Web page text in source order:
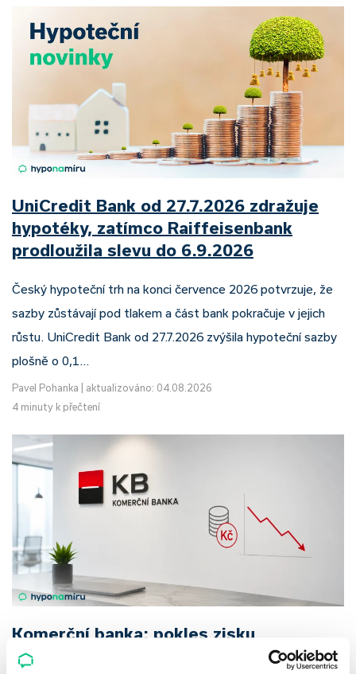
UniCredit Bank od 27.7.2026 zdražuje
hypotéky, zatímco Raiffeisenbank
prodloužila slevu do 6.9.2026
Český hypoteční trh na konci července 2026 potvrzuje, že
sazby zůstávají pod tlakem a část bank pokračuje v jejich
růstu. UniCredit Bank od 27.7.2026 zvýšila hypoteční sazby
plošně o 0,1…
Pavel Pohanka
aktualizováno: 04.08.2026
4 minuty k přečtení
Komerční banka: pokles zisku
neznamená slabší banku